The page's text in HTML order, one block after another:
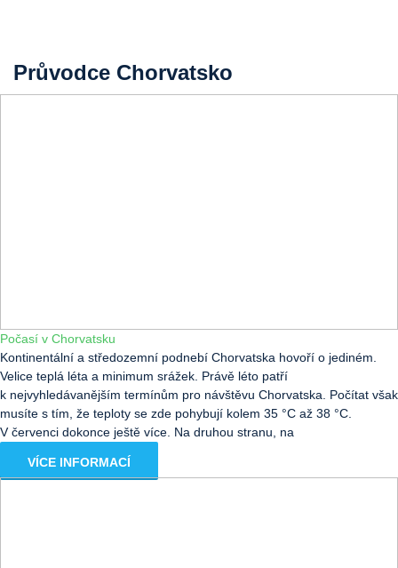
Průvodce Chorvatsko
Počasí v Chorvatsku
Kontinentální a středozemní podnebí Chorvatska hovoří o jediném.
Velice teplá léta a minimum srážek. Právě léto patří
k nejvyhledávanějším termínům pro návštěvu Chorvatska. Počítat však
musíte s tím, že teploty se zde pohybují kolem 35 °C až 38 °C.
V červenci dokonce ještě více. Na druhou stranu, na
VÍCE INFORMACÍ